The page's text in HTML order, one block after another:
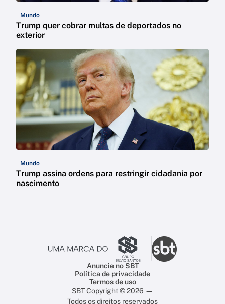
Mundo
Trump quer cobrar multas de deportados no
exterior
Mundo
Trump assina ordens para restringir cidadania por
nascimento
Anuncie no SBT
Política de privacidade
Termos de uso
SBT Copyright © 2026 —
Todos os direitos reservados